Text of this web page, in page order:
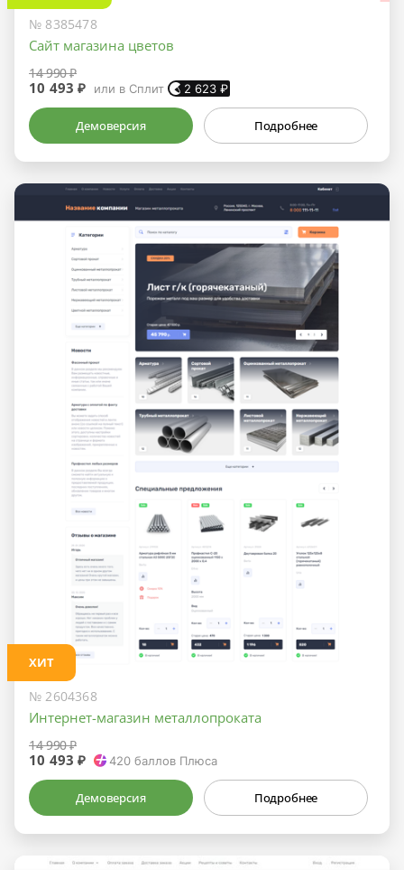
№ 8385478
Сайт магазина цветов
14 990 ₽
10 493 ₽ или в Сплит 2 623₽
Демоверсия Подробнее
ХИТ
№ 2604368
Интернет-магазин металлопроката
14 990 ₽
10 493 ₽ 420баллов Плюса
Демоверсия Подробнее